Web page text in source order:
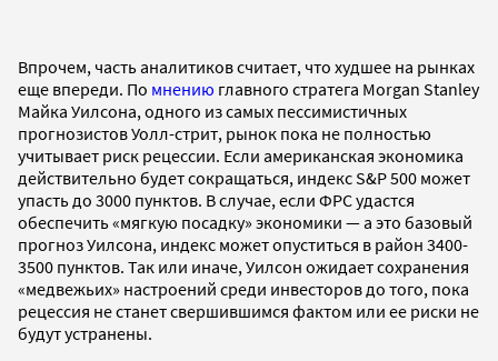
Впрочем, часть аналитиков считает, что худшее на рынках
еще впереди. По мнению главного стратега Morgan Stanley
Майка Уилсона, одного из самых пессимистичных
прогнозистов Уолл-стрит, рынок пока не полностью
учитывает риск рецессии. Если американская экономика
действительно будет сокращаться, индекс S&P 500 может
упасть до 3000 пунктов. В случае, если ФРС удастся
обеспечить «мягкую посадку» экономики — а это базовый
прогноз Уилсона, индекс может опуститься в район 3400-
3500 пунктов. Так или иначе, Уилсон ожидает сохранения
«медвежьих» настроений среди инвесторов до того, пока
рецессия не станет свершившимся фактом или ее риски не
будут устранены.